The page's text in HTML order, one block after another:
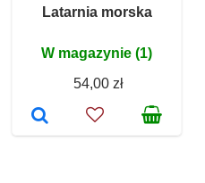
Latarnia morska
W magazynie (1)
54,00 zł